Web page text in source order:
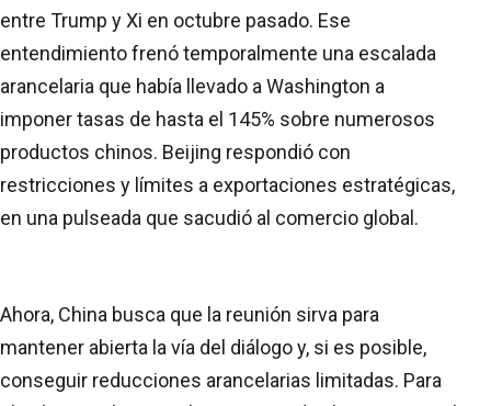
entre Trump y Xi en octubre pasado. Ese
entendimiento frenó temporalmente una escalada
arancelaria que había llevado a Washington a
imponer tasas de hasta el 145% sobre numerosos
productos chinos. Beijing respondió con
restricciones y límites a exportaciones estratégicas,
en una pulseada que sacudió al comercio global.
Ahora, China busca que la reunión sirva para
mantener abierta la vía del diálogo y, si es posible,
conseguir reducciones arancelarias limitadas. Para